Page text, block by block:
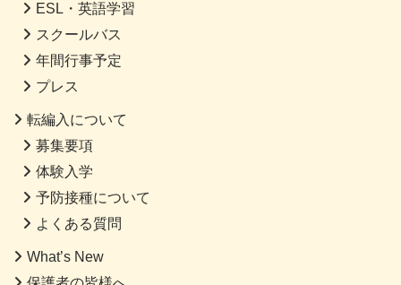
ESL・英語学習
スクールバス
年間行事予定
プレス
転編入について
募集要項
体験入学
予防接種について
よくある質問
What’s New